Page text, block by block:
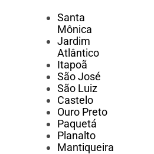
Santa
Mônica
Jardim
Atlântico
Itapoã
São José
São Luiz
Castelo
Ouro Preto
Paquetá
Planalto
Mantiqueira